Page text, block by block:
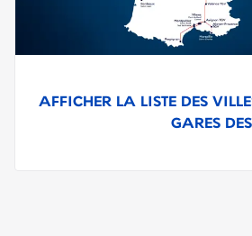
AFFICHER LA LISTE DES
GARES